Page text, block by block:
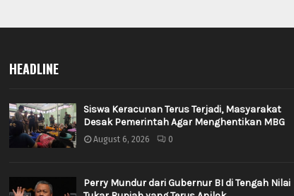
HEADLINE
Siswa Keracunan Terus Terjadi, Masyarakat
Desak Pemerintah Agar Menghentikan MBG
August 6, 2026 0
Perry Mundur dari Gubernur BI di Tengah Nilai